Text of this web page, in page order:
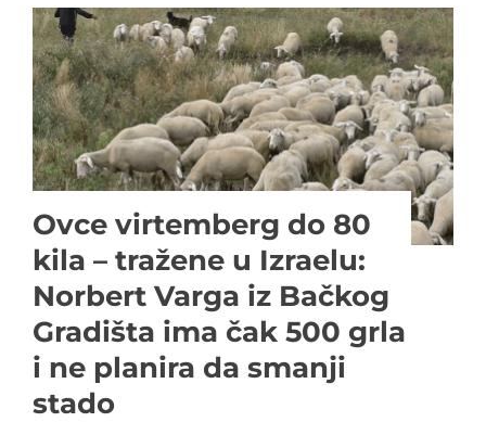
Ovce virtemberg do 80
kila – tražene u Izraelu:
Norbert Varga iz Bačkog
Gradišta ima čak 500 grla
i ne planira da smanji
stado